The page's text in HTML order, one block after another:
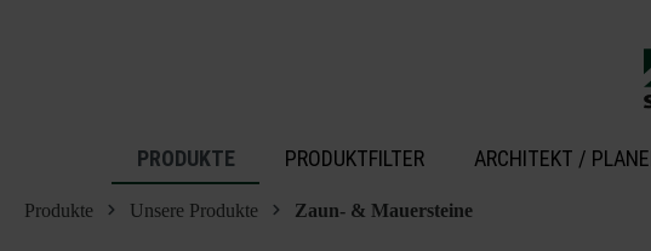
PRODUKTE PRODUKTFILTER ARCHITEKT /
Produkte Unsere Produkte Zaun- & Mauersteine